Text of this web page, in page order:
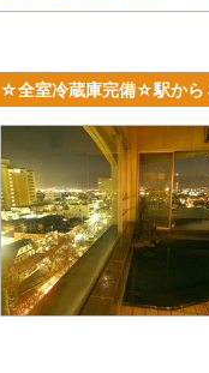
☆全室冷蔵庫完備☆駅から